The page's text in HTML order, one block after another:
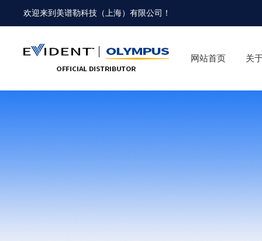
欢迎来到 美谱勒科技（上海）有限公司 ！
网站首页 关